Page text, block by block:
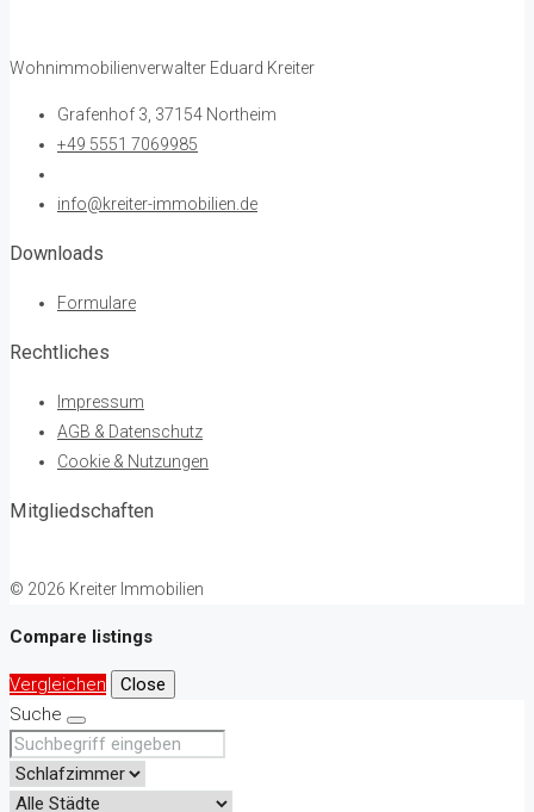
Wohnimmobilienverwalter Eduard Kreiter
Grafenhof 3, 37154 Northeim
+49 5551 7069985
info@kreiter-immobilien.de
Downloads
Formulare
Rechtliches
Impressum
AGB & Datenschutz
Cookie & Nutzungen
Mitgliedschaften
© 2026 Kreiter Immobilien
Compare listings
Vergleichen
Close
Suche